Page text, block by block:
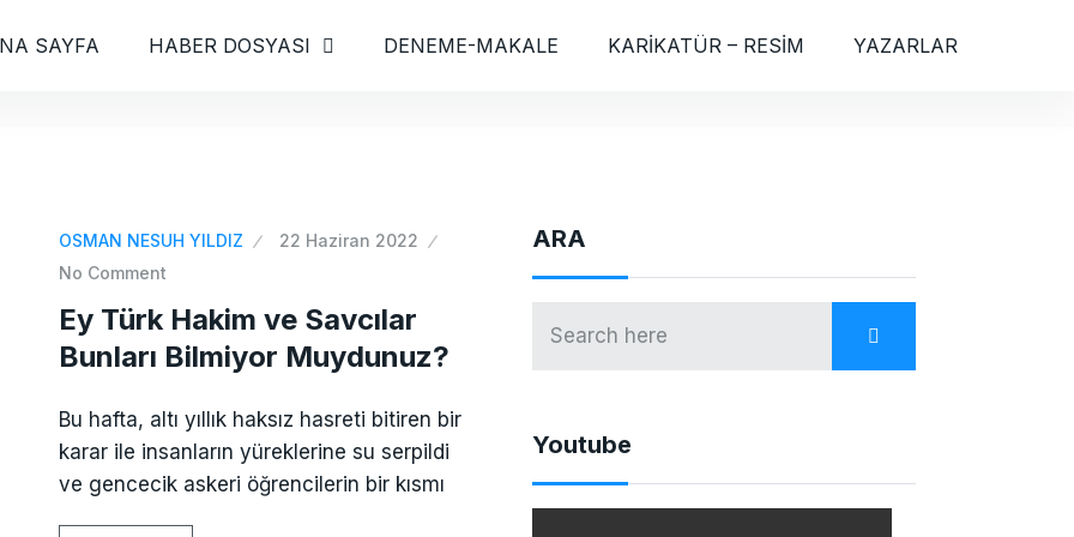
SAYFA HABER DOSYASI DENEME-MAKALE KARİKATÜR – RESİM YAZARLAR
OSMAN NESUH YILDIZ
22 Haziran 2022
No Comment
Ey Türk Hakim ve Savcılar
Bunları Bilmiyor Muydunuz?
Bu hafta, altı yıllık haksız hasreti bitiren bir
karar ile insanların yüreklerine su serpildi
ve gencecik askeri öğrencilerin bir kısmı
ARA
Youtube